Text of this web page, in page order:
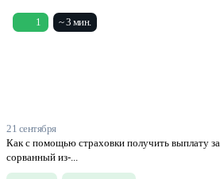
1 ~ 3 мин.
21 сентября
Как с помощью страховки получить выплату за
сорванный из-...